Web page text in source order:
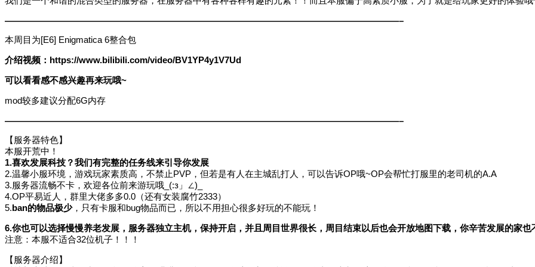
————————————————————————————————————————————–
本周目为[E6] Enigmatica 6整合包
介绍视频：https://www.bilibili.com/video/BV1YP4y1V7Ud
可以看看感不感兴趣再来玩哦~
mod较多建议分配6G内存
————————————————————————————————————————————–
【服务器特色】
本服开荒中！
1.喜欢发展科技？我们有完整的任务线来引导你发展
2.温馨小服环境，游戏玩家素质高，不禁止PVP，但若是有人在主城乱打人，可以告诉OP哦~OP会帮忙打服里的老司机的A.A
3.服务器流畅不卡，欢迎各位前来游玩哦_(:з」∠)_
4.OP平易近人，群里大佬多多0.0（还有女装腐竹2333）
5.ban的物品极少，只有卡服和bug物品而已，所以不用担心很多好玩的不能玩！
6.你也可以选择慢慢养老发展，服务器独立主机，保持开启，并且周目世界很长，周目结束以后也会开放地图下载，你辛苦发展的家也
注意：本服不适合32位机子！！！
【服务器介绍】